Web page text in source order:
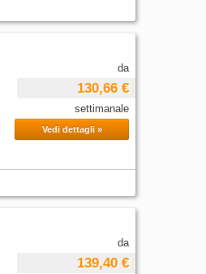
da
130,66 €
settimanale
Vedi dettagli »
da
139,40 €